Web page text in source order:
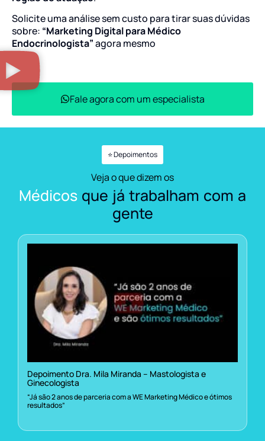
Solicite uma análise sem custo para tirar suas dúvidas
sobre: “Marketing Digital para Médico
Endocrinologista”agora mesmo
Fale agora com um especialista
⭐ Depoimentos
Veja o que dizem os
Médicos que já trabalham com a
gente
Depoimento Dra. Mila Miranda – Mastologista e
Ginecologista
“Já são 2 anos de parceria com a WE Marketing Médico e ótimos
resultados”